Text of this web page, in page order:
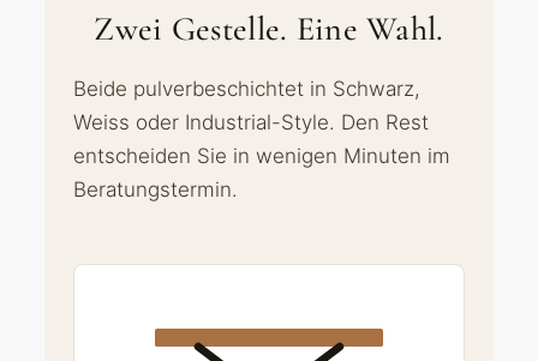
Zwei Gestelle. Eine Wahl.
Beide pulverbeschichtet in Schwarz,
Weiss oder Industrial-Style. Den Rest
entscheiden Sie in wenigen Minuten im
Beratungstermin.